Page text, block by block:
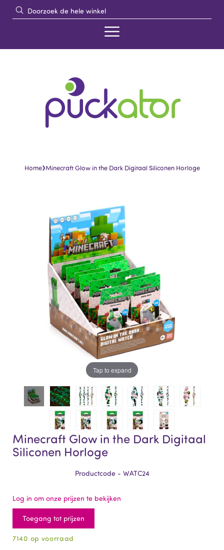
Home›Minecraft Glow in the Dark Digitaal Siliconen Horloge
Tap to expand
Minecraft Glow in the Dark Digitaal
Siliconen Horloge
Productcode - WATC24
Log in om onze prijzen te bekijken
Toegang tot prijzen
7140 op voorraad